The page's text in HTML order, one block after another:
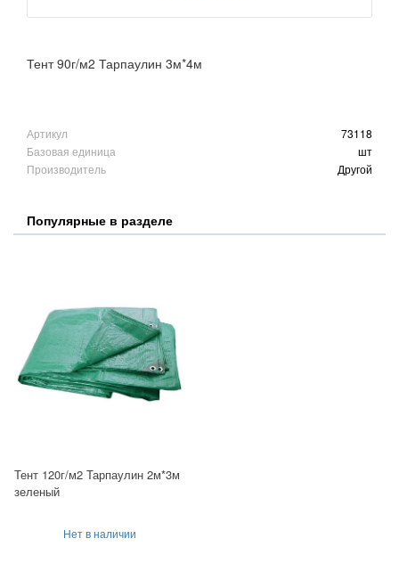
Тент 90г/м2 Тарпаулин 3м*4м
Артикул
73118
Базовая единица
шт
Производитель
Другой
Популярные в разделе
Тент 120г/м2 Тарпаулин 2м*3м
зеленый
Нет в наличии